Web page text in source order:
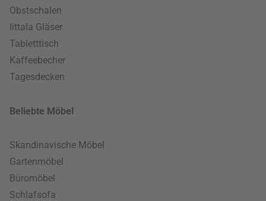
Obstschalen
Iittala Gläser
Tabletttisch
Kaffeebecher
Tagesdecken
Beliebte Möbel
Skandinavische Möbel
Gartenmöbel
Büromöbel
Schlafsofa